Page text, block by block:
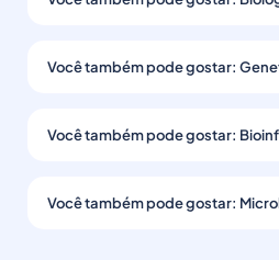
Você também pode gostar:
Você também pode gostar:
Você também pode gostar: